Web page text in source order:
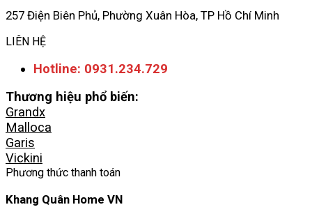
257 Điện Biên Phủ, Phường Xuân Hòa, TP Hồ Chí Minh
LIÊN HỆ
Hotline: 0931.234.729
Thương hiệu phổ biến:
Grandx
Malloca
Garis
Vickini
Phương thức thanh toán
Khang Quân Home VN